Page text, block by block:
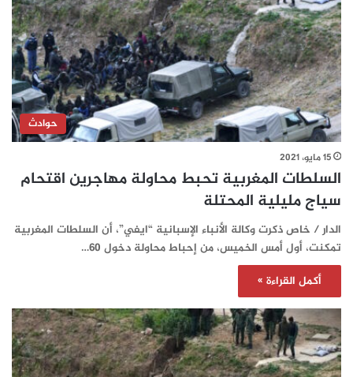
حوادث
15 مايو، 2021
السلطات المغربية تحبط محاولة مهاجرين اقتحام
سياج مليلية المحتلة
الدار / خاص ذكرت وكالة الأنباء الإسبانية “ايفي”، أن السلطات المغربية
تمكنت، أول أمس الخميس، من إحباط محاولة دخول 60…
أكمل القراءة »